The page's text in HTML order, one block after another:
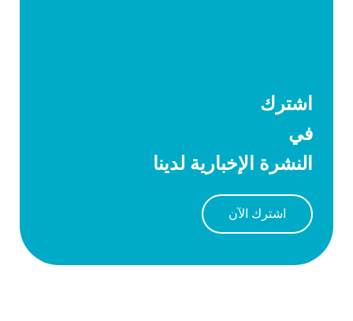
اشترك
في
النشرة الإخبارية لدينا
اشترك الآن